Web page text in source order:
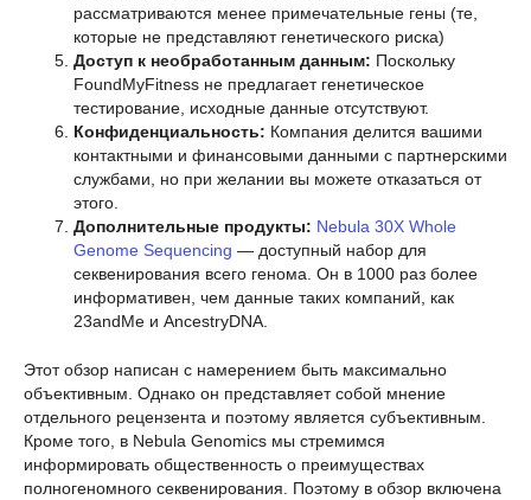
рассматриваются менее примечательные гены (те,
которые не представляют генетического риска)
Доступ к необработанным данным: Поскольку
FoundMyFitness не предлагает генетическое
тестирование, исходные данные отсутствуют.
Конфиденциальность: Компания делится вашими
контактными и финансовыми данными с партнерскими
службами, но при желании вы можете отказаться от
этого.
Дополнительные продукты: Nebula 30X Whole
Genome Sequencing — доступный набор для
секвенирования всего генома. Он в 1000 раз более
информативен, чем данные таких компаний, как
23andMe и AncestryDNA.
Этот обзор написан с намерением быть максимально
объективным. Однако он представляет собой мнение
отдельного рецензента и поэтому является субъективным.
Кроме того, в Nebula Genomics мы стремимся
информировать общественность о преимуществах
полногеномного секвенирования. Поэтому в обзор включена